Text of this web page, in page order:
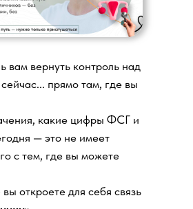
вам вернуть контроль над
прямо там, где вы
какие цифры ФСГ и
— это не имеет
с тем, где вы можете
откроете для себя связь